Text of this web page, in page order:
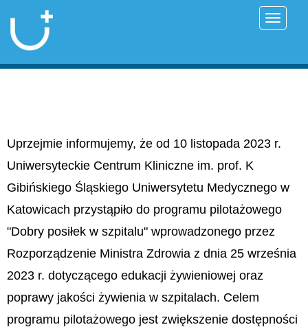
Uprzejmie informujemy, że od 10 listopada 2023 r.
Uniwersyteckie Centrum Kliniczne im. prof. K
Gibińskiego Śląskiego Uniwersytetu Medycznego w
Katowicach przystąpiło do programu pilotażowego
"Dobry posiłek w szpitalu" wprowadzonego przez
Rozporządzenie Ministra Zdrowia z dnia 25 września
2023 r. dotyczącego edukacji żywieniowej oraz
poprawy jakości żywienia w szpitalach. Celem
programu pilotażowego jest zwiększenie dostępności